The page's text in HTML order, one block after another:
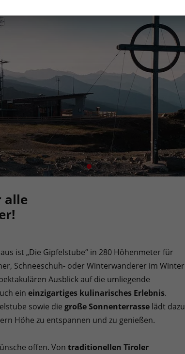
alle
aus ist „Die Gipfelstube“ in 280 Höhenmeter für
Schneeschuh- oder Winterwanderer im Winter
Ausblick auf die umliegende
ein einzigartiges kulinarisches Erlebnis.
sowie die große Sonnenterrasse lädt dazu
Höhe zu entspannen und zu genießen.
offen. Von traditionellen Tiroler